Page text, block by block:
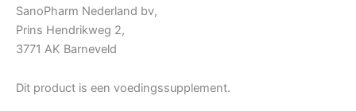
SanoPharm Nederland bv,
Prins Hendrikweg 2,
3771 AK Barneveld
Dit product is een voedingssupplement.